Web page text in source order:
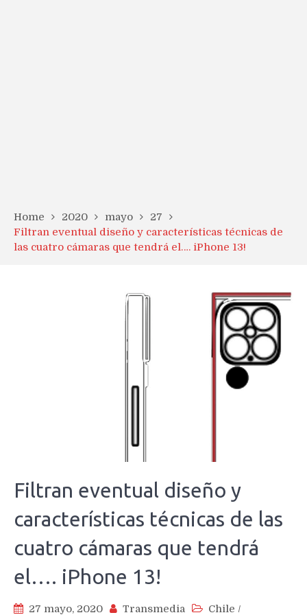
Home 2020 mayo
27
Filtran eventual diseño y características técnicas de
las cuatro cámaras que tendrá el…. iPhone 13!
Filtran eventual diseño y
características técnicas de las
cuatro cámaras que tendrá
el…. iPhone 13!
27 mayo, 2020 Transmedia Chile /